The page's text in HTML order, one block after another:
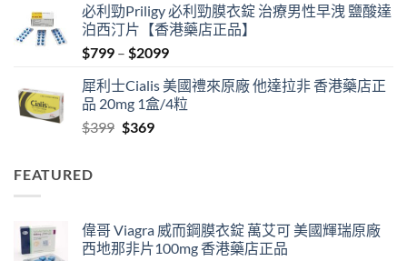
was:
$500.
is:
$450.
必利勁Priligy 必利勁膜衣錠 治療男性早洩 鹽酸達
泊西汀片【香港藥店正品】
$799 – $2099Price
$799
through
犀利士Cialis 美國禮來原廠 他達拉非 香港藥店正
品 20mg 1盒/4粒
$399 Original
$369Current
FEATURED
偉哥 Viagra 威而鋼膜衣錠 萬艾可 美國輝瑞原廠
西地那非片100mg 香港藥店正品